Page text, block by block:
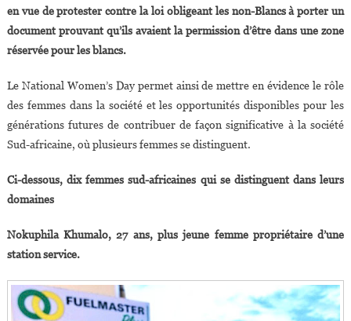
Excellent
Dans
en vue de protester contre la loi obligeant les non-Blancs à porter un
document prouvant qu’ils avaient la permission d’être dans une zone
réservée pour les blancs.
Le National Women’s Day permet ainsi de mettre en évidence le rôle
des femmes dans la société et les opportunités disponibles pour les
générations futures de contribuer de façon significative à la société
Sud-africaine, où plusieurs femmes se distinguent.
Ci-dessous, dix femmes sud-africaines qui se distinguent dans leurs
domaines
Nokuphila Khumalo, 27 ans, plus jeune femme propriétaire d’une
station service.